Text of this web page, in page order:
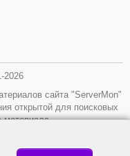
2026
сайта "ServerMon"
открытой для поисковых
материала.